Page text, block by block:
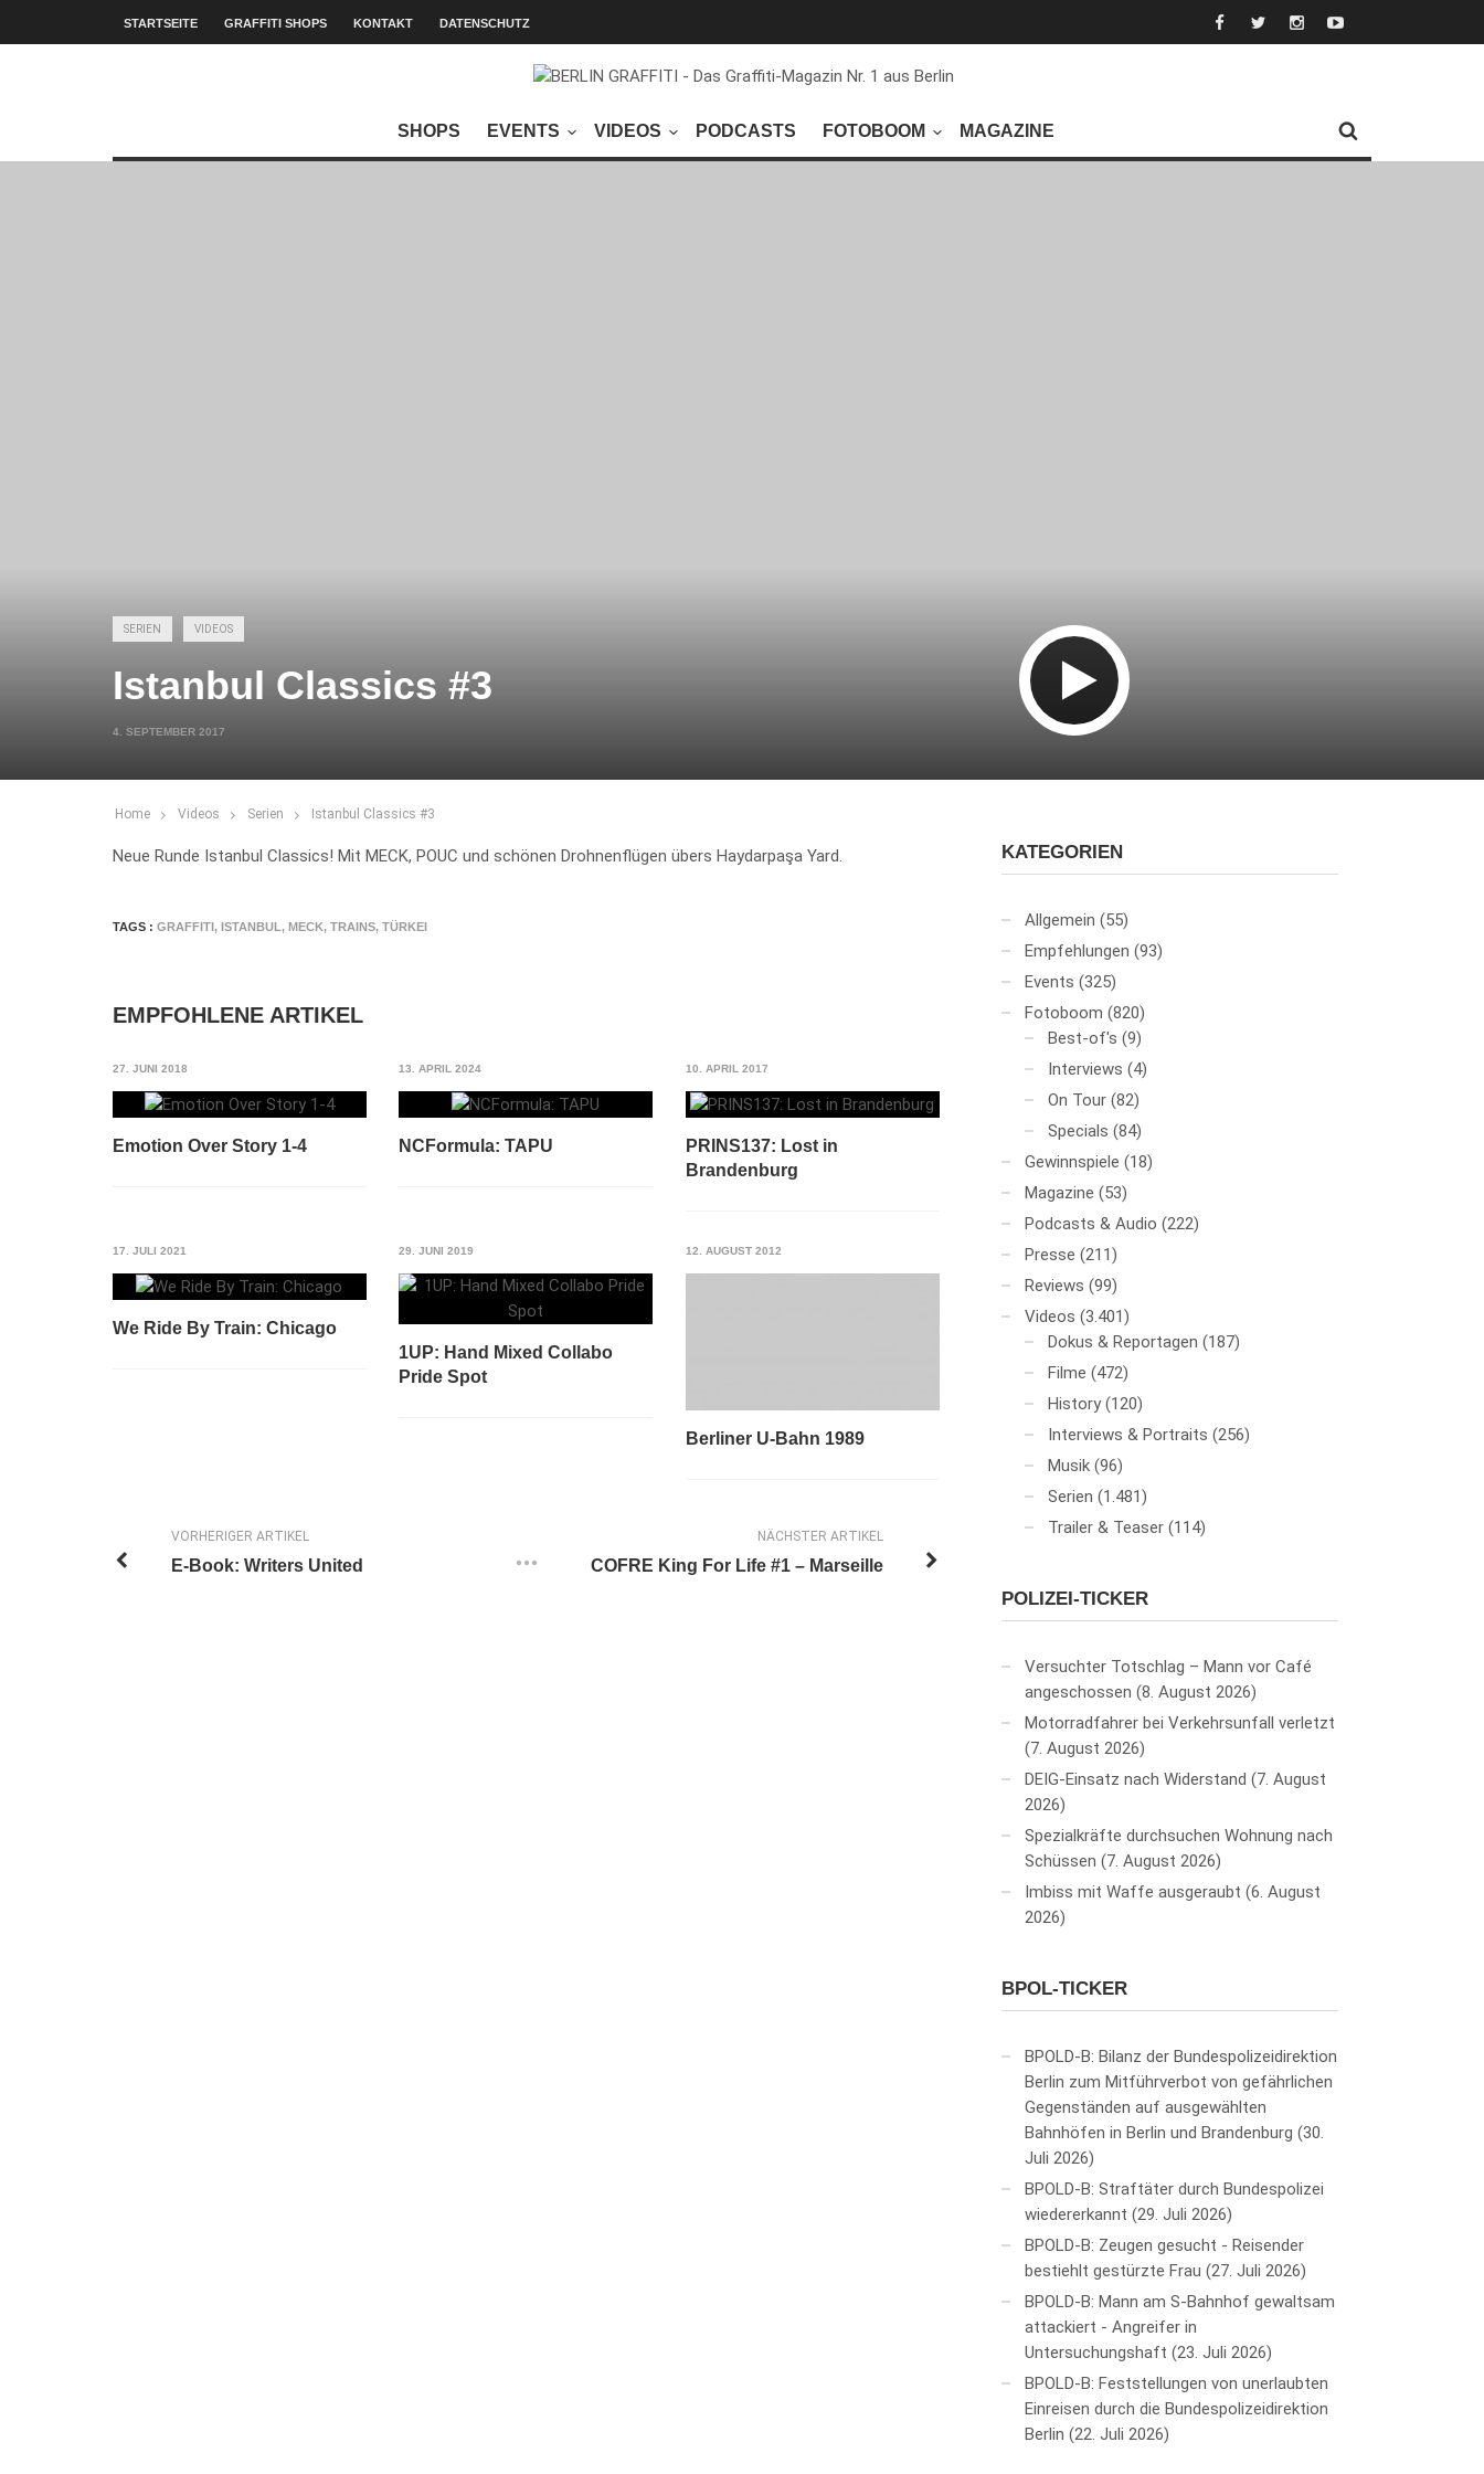
STARTSEITE GRAFFITI SHOPS KONTAKT DATENSCHUTZ
SHOPS EVENTS VIDEOS PODCASTS FOTOBOOM MAGAZINE
SERIEN VIDEOS
Istanbul Classics #3
4. SEPTEMBER 2017
Home Videos Serien Istanbul Classics #3
Neue Runde Istanbul Classics! Mit MECK, POUC und schönen Drohnenflügen übers Haydarpaşa Yard.
TAGS : GRAFFITI, ISTANBUL , MECK, TRAINS, TÜRKEI
EMPFOHLENE ARTIKEL
27. JUNI 2018
Emotion Over Story 1-4
13. APRIL 2024
NCFormula: TAPU
10. APRIL 2017
PRINS137: Lost in
Brandenburg
17. JULI 2021
We Ride By Train: Chicago
29. JUNI 2019
1UP: Hand Mixed Collabo
Pride Spot
12. AUGUST 2012
Berliner U-Bahn 1989
NÄCHSTER ARTIKEL
COFRE King For Life #1 – Marseille
VORHERIGER ARTIKEL
E-Book: Writers United
KATEGORIEN
Allgemein (55)
Empfehlungen (93)
Events (325)
Fotoboom (820)
Best-of's (9)
Interviews (4)
On Tour (82)
Specials (84)
Gewinnspiele (18)
Magazine (53)
Podcasts & Audio (222)
Presse (211)
Reviews (99)
Videos (3.401)
Dokus & Reportagen (187)
Filme (472)
History (120)
Interviews & Portraits (256)
Musik (96)
Serien (1.481)
Trailer & Teaser (114)
POLIZEI-TICKER
Versuchter Totschlag – Mann vor Café
angeschossen 8. August 2026
Motorradfahrer bei Verkehrsunfall verletzt
7. August 2026
DEIG-Einsatz nach Widerstand
7. August
2026
Spezialkräfte durchsuchen Wohnung nach
Schüssen
7. August 2026
Imbiss mit Waffe ausgeraubt 6. August
2026
BPOL-TICKER
BPOLD-B: Bilanz der Bundespolizeidirektion
Berlin zum Mitführverbot von gefährlichen
Gegenständen auf ausgewählten
Bahnhöfen in Berlin und Brandenburg 30.
Juli 2026
BPOLD-B: Straftäter durch Bundespolizei
wiedererkannt 29. Juli 2026
BPOLD-B: Zeugen gesucht - Reisender
bestiehlt gestürzte Frau 27. Juli 2026
BPOLD-B: Mann am S-Bahnhof gewaltsam
attackiert - Angreifer in
Untersuchungshaft 23. Juli 2026
BPOLD-B: Feststellungen von unerlaubten
Einreisen durch die Bundespolizeidirektion
Berlin 22. Juli 2026